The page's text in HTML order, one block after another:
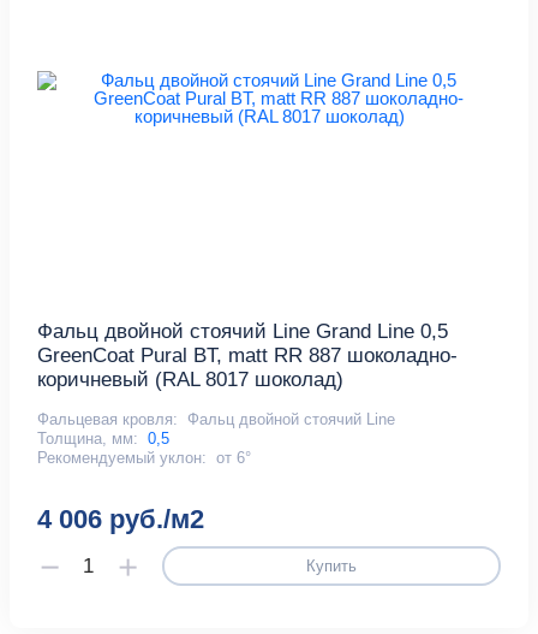
Фальц двойной стоячий Line Grand Line 0,5
GreenCoat Pural BT, matt RR 887 шоколадно-
коричневый (RAL 8017 шоколад)
Фальцевая кровля:
Фальц двойной стоячий Line
Толщина, мм: 0,5
Рекомендуемый уклон: от 6°
4 006 руб./м2
Купить